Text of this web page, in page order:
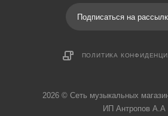
Подписаться на
ПОЛИТИКА
2026 © Cеть музыкальных
ИП Антропов А.А